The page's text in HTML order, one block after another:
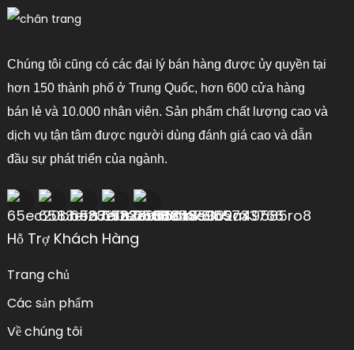
quan trọng nếu bạn muốn rau củ giữ được hương vị và
giảm thiểu lãng phí thực phẩm và hỗ trợ phát triển bền
vững, việc sử dụng các công nghệ sấy khô này đang trở
nên phổ biến hơn nhiều trong ngành. Và đây không chỉ
là công nghệ thông minh – các tổ chức như FAO thực
sự khuyến nghị sử dụng các phương pháp sấy tiên tiến
này để giúp tăng cường an ninh lương thực và giảm thiểu
tổn thất sau thu hoạch. Khi ngày càng nhiều công ty
thực phẩm bắt đầu tích hợp máy sấy rau củ bằng khí
nóng công nghiệp vào quy trình của họ, về cơ bản chúng
ta đang hướng tới một chuỗi cung ứng thực phẩm mạnh
mẽ và đáng tin cậy hơn. Thành thật mà nói, dường như
công nghệ này đang trở thành xương sống của nền nông
Chúng tôi cũng có các đại lý bán hàng được ủy quyền tại
hơn 150 thành phố ở Trung Quốc, hơn 600 cửa hàng
bán lẻ và 10.000 nhân viên. Sản phẩm chất lượng cao và
dịch vụ tận tâm được người dùng đánh giá cao và dẫn
đầu sự phát triển của ngành.
Hỗ Trợ Khách Hàng
Trang chủ
Các sản phẩm
Về chúng tôi